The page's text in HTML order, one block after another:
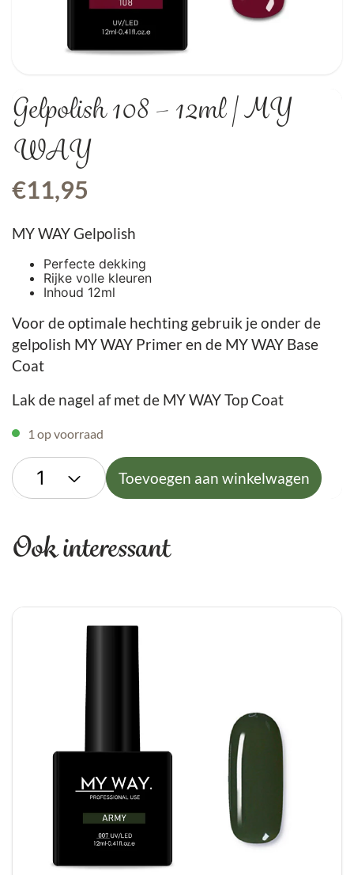
Gelpolish 108 – 12ml | MY
WAY
€11,95
MY WAY Gelpolish
Perfecte dekking
Rijke volle kleuren
Inhoud 12ml
Voor de optimale hechting gebruik je onder de
gelpolish MY WAY Primer en de MY WAY Base
Coat
Lak de nagel af met de MY WAY Top Coat
1 op voorraad
Toevoegen aan winkelwagen
Ook interessant